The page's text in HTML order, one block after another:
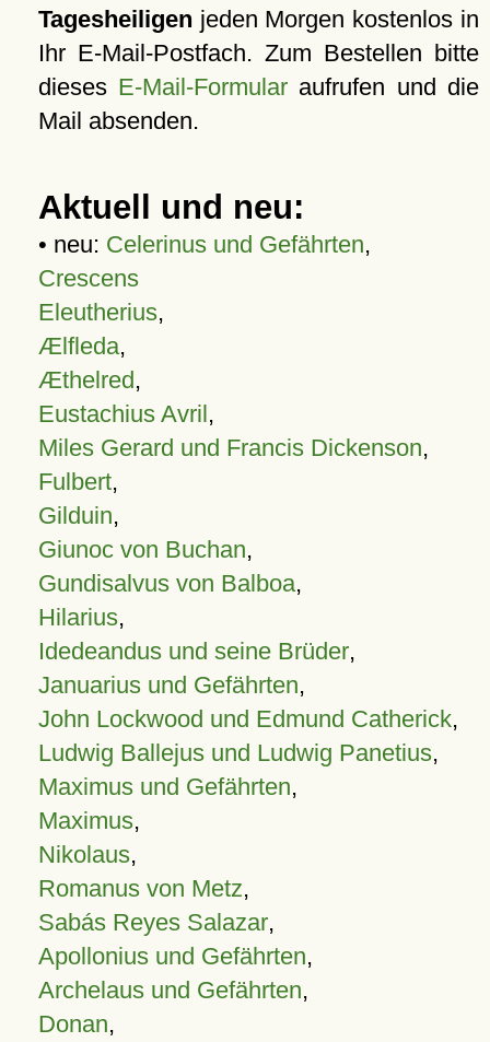
Tagesheiligen jeden Morgen kostenlos in
Ihr E-Mail-Postfach. Zum Bestellen bitte
dieses E-Mail-Formular aufrufen und die
Mail absenden.
Aktuell und neu:
• neu: Celerinus und Gefährten,
Crescens
Eleutherius,
Ælfleda,
Æthelred,
Eustachius Avril,
Miles Gerard und Francis Dickenson,
Fulbert,
Gilduin,
Giunoc von Buchan,
Gundisalvus von Balboa,
Hilarius,
Idedeandus und seine Brüder,
Januarius und Gefährten,
John Lockwood und Edmund Catherick,
Ludwig Ballejus und Ludwig Panetius,
Maximus und Gefährten,
Maximus,
Nikolaus,
Romanus von Metz,
Sabás Reyes Salazar,
Apollonius und Gefährten,
Archelaus und Gefährten,
Donan,